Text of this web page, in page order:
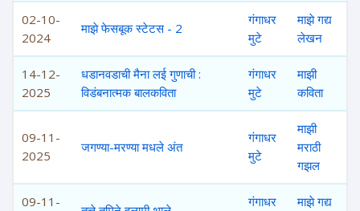
02-10-
2024
माझे फेसबूक स्टेटस - 2
गंगाधर
मुटे
माझे गद्य
लेखन
14-12-
2025
धडानवडाची मैना लई गुणाची :
विडंबनात्मक बालकविता
गंगाधर
मुटे
माझी
कविता
09-11-
2025
जगण्या-मरण्या मधले अंत
गंगाधर
मुटे
माझी
मराठी
गझल
09-11-
गंगाधर
माझे गद्य